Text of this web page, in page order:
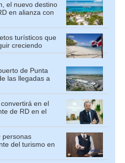
el nuevo destino
en alianza con
turísticos que
creciendo
de Punta
las llegadas a
en el
de RD en el
personas
del turismo en